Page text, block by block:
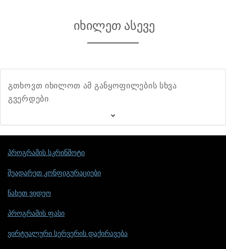
იხილეთ ასევე
გთხოვთ იხილოთ ამ განყოფილების სხვა
გვერდები.
პროგრამის სკრინშოტი
შეადარეთ კონფიგურაციები
ნახეთ ვიდეო
პროგრამის ფასი
ვირტუალური სერვერის დაქირავება